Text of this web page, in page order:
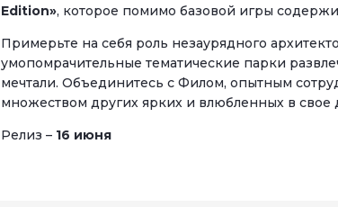
Edition», которое помимо базовой игры
Примерьте на себя роль незаурядного
умопомрачительные тематические парки
мечтали. Объединитесь с Филом, опытным
множеством других ярких и влюбленных в
Релиз – 16 июня